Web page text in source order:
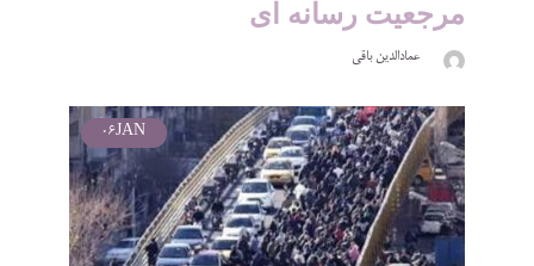
مرجعیت رسانه ای
عمادالدین باقی
JAN
06